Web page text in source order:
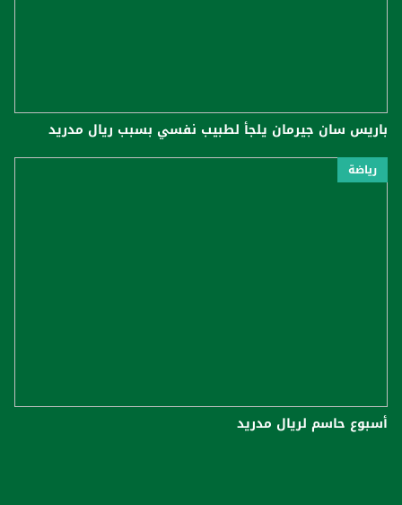
باريس سان جيرمان يلجأ لطبيب نفسي بسبب ريال مدريد
رياضة
أسبوع حاسم لريال مدريد